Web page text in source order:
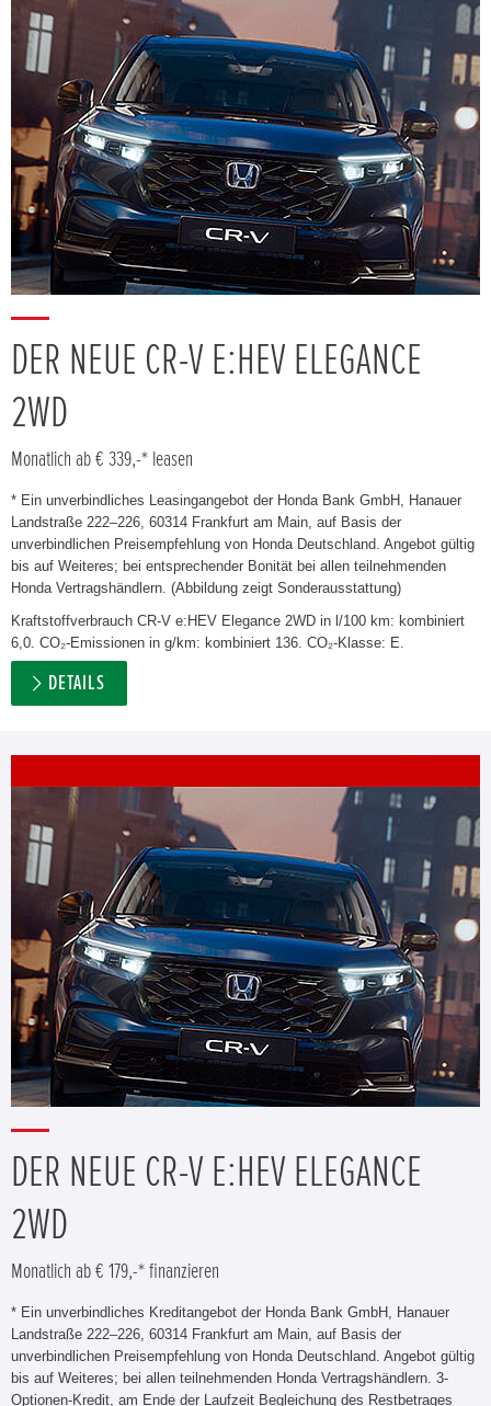
DER NEUE CR-V E:HEV ELEGANCE
2WD
Monatlich ab € 339,-* leasen
* Ein unverbindliches Leasingangebot der Honda Bank GmbH, Hanauer
Landstraße 222–226, 60314 Frankfurt am Main, auf Basis der
unverbindlichen Preisempfehlung von Honda Deutschland. Angebot gültig
bis auf Weiteres; bei entsprechender Bonität bei allen teilnehmenden
Honda Vertragshändlern. (Abbildung zeigt Sonderausstattung)
Kraftstoffverbrauch CR-V e:HEV Elegance 2WD in l/100 km: kombiniert
6,0. CO₂-Emissionen in g/km: kombiniert 136. CO₂-Klasse: E.
DETAILS
DER NEUE CR-V E:HEV ELEGANCE
2WD
Monatlich ab € 179,-* finanzieren
* Ein unverbindliches Kreditangebot der Honda Bank GmbH, Hanauer
Landstraße 222–226, 60314 Frankfurt am Main, auf Basis der
unverbindlichen Preisempfehlung von Honda Deutschland. Angebot gültig
bis auf Weiteres; bei allen teilnehmenden Honda Vertragshändlern. 3-
Optionen-Kredit, am Ende der Laufzeit Begleichung des Restbetrages